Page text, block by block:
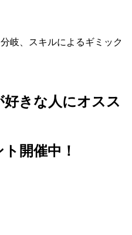
岐、スキルによるギミック
きな人にオスス
開催中！